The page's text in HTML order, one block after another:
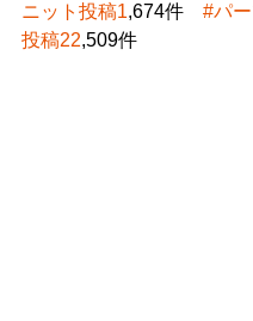
ニット投稿1,674件 #パ
投稿22,509件